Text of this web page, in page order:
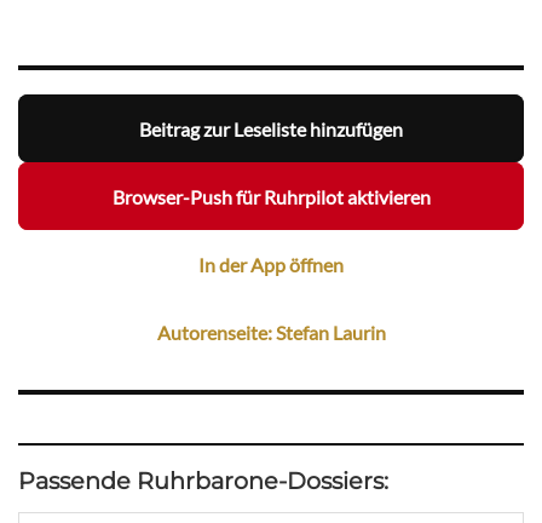
Beitrag zur Leseliste hinzufügen
Browser-Push für Ruhrpilot aktivieren
In der App öffnen
Autorenseite: Stefan Laurin
Passende Ruhrbarone-Dossiers: